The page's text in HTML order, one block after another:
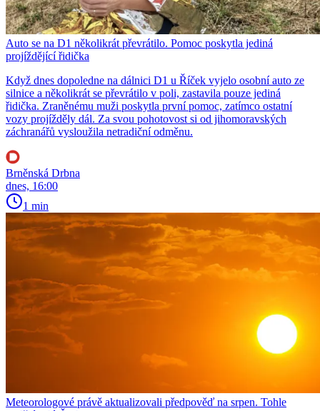
Auto se na D1 několikrát převrátilo. Pomoc poskytla jediná
projíždějící řidička
Když dnes dopoledne na dálnici D1 u Říček vyjelo osobní auto ze
silnice a několikrát se převrátilo v poli, zastavila pouze jediná
řidička. Zraněnému muži poskytla první pomoc, zatímco ostatní
vozy projížděly dál. Za svou pohotovost si od jihomoravských
záchranářů vysloužila netradiční odměnu.
Brněnská Drbna
dnes, 16:00
1 min
Meteorologové právě aktualizovali předpověď na srpen. Tohle